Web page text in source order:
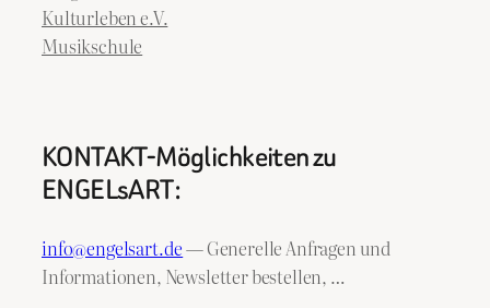
Kulturleben e.V.
Musikschule
KONTAKT-Möglichkeiten zu
ENGELsART:
info@engelsart.de— Generelle Anfragen und
Informationen, Newsletter bestellen, …